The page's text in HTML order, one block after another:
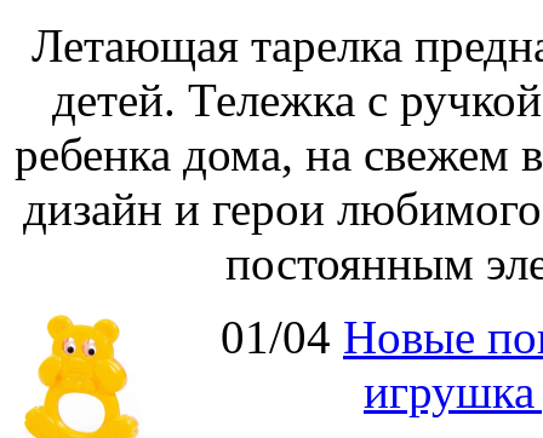
Летающая тарелка
детей. Тележка с
ребенка дома, на свежем
дизайн и герои
постоянным
01/04 Новые